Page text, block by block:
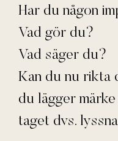
Har du någon
Vad gör du?
Vad säger du?
Kan du nu rikta
du lägger
taget dvs.